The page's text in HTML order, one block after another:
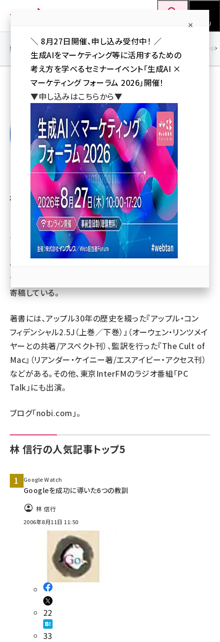
ン
MENU
seo (3524)
ai (2804)
youtube (2431)
note (2312)
セミナー (2306)
z世代 (1622)
meo (1275)
llmo (1163)
SEO アクセス解析／データ分析
林 信行
林 信行
ITジャーナリスト。ブログやSNS、インターネットビジネス、
ケータイ関連の記事を、経済誌や新聞、コンピュータ雑誌
に執筆している。特にアップルの製品やビジネス、カル
チャーを長年取材し続けており、Mac関連は日本のみなら
ず英米、フランス、韓国、ドイツなど海外の媒体にも数多く
寄稿している。
著書には、アップル30年の歴史を綴った『アップル・コン
フィデンシャル2.5J（上巻／下巻）』（オーウェン・リンツメイ
ヤーとの共著/アスペクト刊）、監訳を行った『The Cult of
Mac』（リアンダー・ケイニー著/エスアイビー・アクセス刊）
などがある。その他、東京InterFMのラジオ番組「PC
Talk」にも出演。
ブログ「nobi.com」。
林 信行の人気記事トップ5
Google Watch
Googleを成功に導いた6つの教訓
林 信行
2006年8月11日 11:50
22
33
＼ 8月27日開催、申し込み受付中！ ／
生成AIをマーケティング等に活用するための
考え方を学べるセミナーイベント「生成AI ×
マーケティング フォーラム 2026」開催！
▼申し込みはこちらから▼